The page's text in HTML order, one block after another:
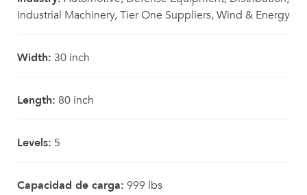
Industrial Machinery, Tier One Suppliers, Wind & Energy
Width: 30 inch
Length: 80 inch
Levels: 5
Capacidad de carga: 999 lbs